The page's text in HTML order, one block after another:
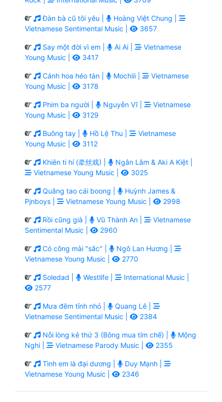
Đàn bà cũ tôi yêu |
Hoàng Việt Chung |
Vietnamese Sentimental Music |
3657
Say một đời vì em | Ai Ai |
Vietnamese
Young Music |
3417
Cánh hoa héo tàn | Mochiii |
Vietnamese
Young Music |
3178
Phim ba người | Nguyễn Vĩ |
Vietnamese
Young Music |
3129
Buông tay | Hồ Lệ Thu |
Vietnamese
Young Music |
3112
Khiên ti hí (牵丝戏) |
Ngân Lâm & Aki A Kiệt |
Vietnamese Young Music |
3025
Quăng tao cái boong |
Huỳnh James &
Pjnboys |
Vietnamese Young Music | 2998
Rồi cũng già | Vũ Thành An |
Vietnamese
Sentimental Music |
2960
Có công mài "sắc" |
Ngô Lan Hương |
Vietnamese Young Music |
2770
Soledad | Westlife |
International Music |
2577
Mưa đêm tỉnh nhỏ |
Quang Lê |
Vietnamese Sentimental Music |
2384
Nỗi lòng kẻ thứ 3 (Bông mua tím chế) |
Mộng
Nghi |
Vietnamese Parody Music | 2355
Tình em là đại dương |
Duy Mạnh |
Vietnamese Young Music |
2346